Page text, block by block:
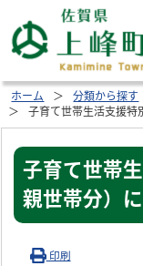
ホーム 分類から探す
子育て世帯生活支援特
子育て世帯
親世帯分）
印刷